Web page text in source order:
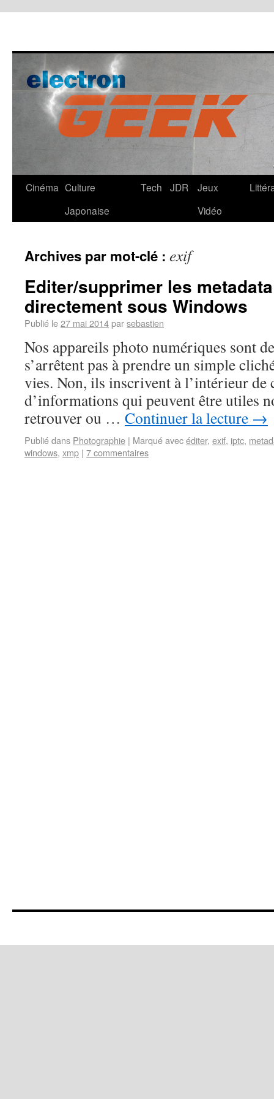
Cinéma Culture
Japonaise
Tech JDR
Jeux
Vidéo
Archives par mot-clé : exif
Editer/supprimer les
directement sous Windows
Publié le27 mai 2014parsebastien
Nos appareils photo numériques sont
s’arrêtent pas à prendre un simple
vies. Non, ils inscrivent à l’intérieur de
d’informations qui peuvent être utiles
retrouver ou … Continuer la lecture →
Publié dans Photographie | Marqué avecéditer, exif, iptc,
windows, xmp | 7 commentaires